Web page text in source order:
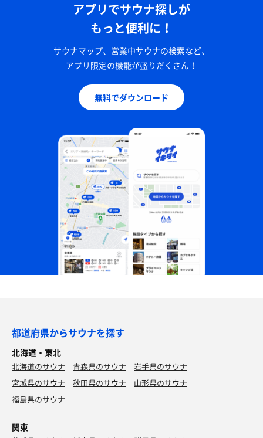
アプリでサウナ探しが
もっと便利に！
サウナマップ、営業中サウナの検索など、
アプリ限定の機能が盛りだくさん！
無料でダウンロード
都道府県からサウナを探す
北海道・東北
北海道のサウナ 青森県のサウナ
岩手県のサウナ
宮城県のサウナ
秋田県のサウナ
山形県のサウナ
福島県のサウナ
関東